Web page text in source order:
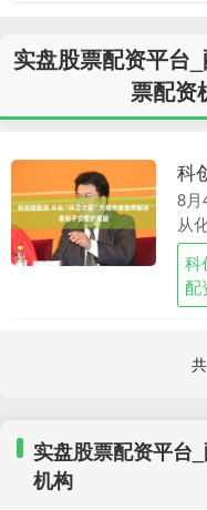
实盘股票配资平台
票配资
8
从
们
馨
合
科
配
实盘股票配资平台
机构